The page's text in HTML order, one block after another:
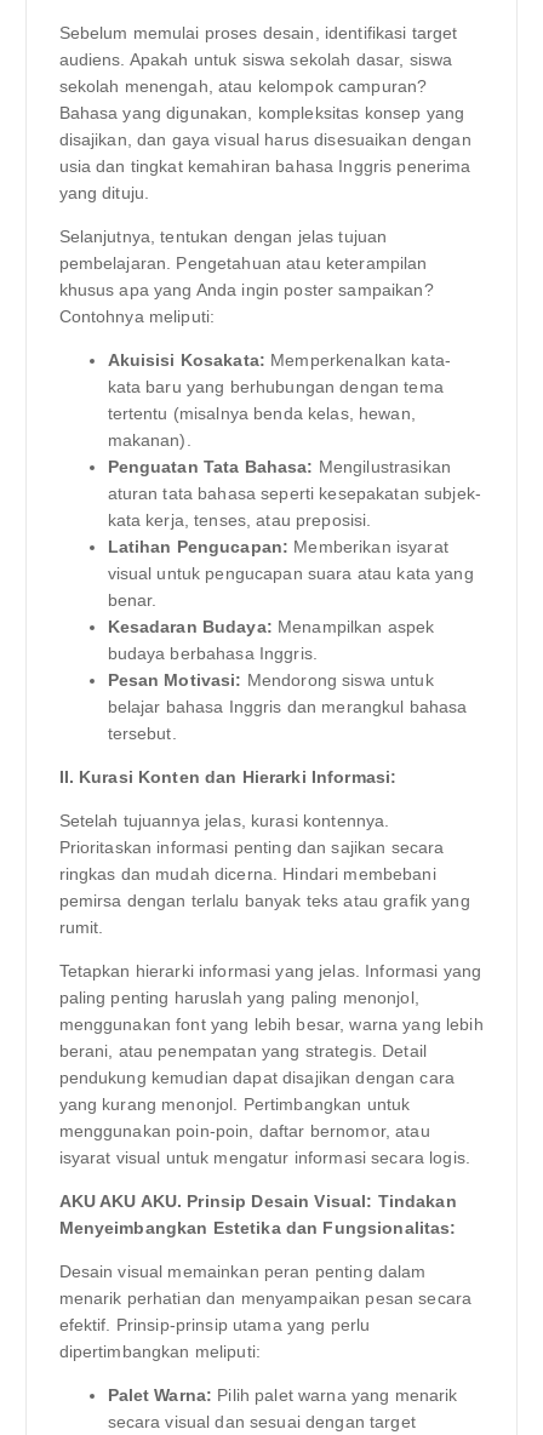
Sebelum memulai proses desain, identifikasi target
audiens. Apakah untuk siswa sekolah dasar, siswa
sekolah menengah, atau kelompok campuran?
Bahasa yang digunakan, kompleksitas konsep yang
disajikan, dan gaya visual harus disesuaikan dengan
usia dan tingkat kemahiran bahasa Inggris penerima
yang dituju.
Selanjutnya, tentukan dengan jelas tujuan
pembelajaran. Pengetahuan atau keterampilan
khusus apa yang Anda ingin poster sampaikan?
Contohnya meliputi:
Akuisisi Kosakata: Memperkenalkan kata-
kata baru yang berhubungan dengan tema
tertentu (misalnya benda kelas, hewan,
makanan).
Penguatan Tata Bahasa: Mengilustrasikan
aturan tata bahasa seperti kesepakatan subjek-
kata kerja, tenses, atau preposisi.
Latihan Pengucapan: Memberikan isyarat
visual untuk pengucapan suara atau kata yang
benar.
Kesadaran Budaya: Menampilkan aspek
budaya berbahasa Inggris.
Pesan Motivasi: Mendorong siswa untuk
belajar bahasa Inggris dan merangkul bahasa
tersebut.
II. Kurasi Konten dan Hierarki Informasi:
Setelah tujuannya jelas, kurasi kontennya.
Prioritaskan informasi penting dan sajikan secara
ringkas dan mudah dicerna. Hindari membebani
pemirsa dengan terlalu banyak teks atau grafik yang
rumit.
Tetapkan hierarki informasi yang jelas. Informasi yang
paling penting haruslah yang paling menonjol,
menggunakan font yang lebih besar, warna yang lebih
berani, atau penempatan yang strategis. Detail
pendukung kemudian dapat disajikan dengan cara
yang kurang menonjol. Pertimbangkan untuk
menggunakan poin-poin, daftar bernomor, atau
isyarat visual untuk mengatur informasi secara logis.
AKU AKU AKU. Prinsip Desain Visual: Tindakan
Menyeimbangkan Estetika dan Fungsionalitas:
Desain visual memainkan peran penting dalam
menarik perhatian dan menyampaikan pesan secara
efektif. Prinsip-prinsip utama yang perlu
dipertimbangkan meliputi:
Palet Warna: Pilih palet warna yang menarik
secara visual dan sesuai dengan target